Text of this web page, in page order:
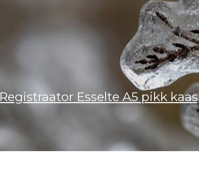
Registraator Esselte A5 pikk